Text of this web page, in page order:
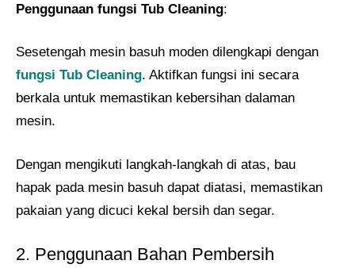
Penggunaan fungsi Tub Cleaning:
Sesetengah mesin basuh moden dilengkapi dengan
fungsi Tub Cleaning. Aktifkan fungsi ini secara
berkala untuk memastikan kebersihan dalaman
mesin.
Dengan mengikuti langkah-langkah di atas, bau
hapak pada mesin basuh dapat diatasi, memastikan
pakaian yang dicuci kekal bersih dan segar.
2. Penggunaan Bahan Pembersih